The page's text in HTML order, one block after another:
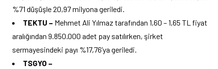
%71 düşüşle 20,97 milyona geriledi.
TEKTU – Mehmet Ali Yılmaz tarafından 1,60 – 1,65 TL fiyat
aralığından 9.850.000 adet pay satılırken, şirket
sermayesindeki payı %17,76’ya geriledi.
TSGYO –